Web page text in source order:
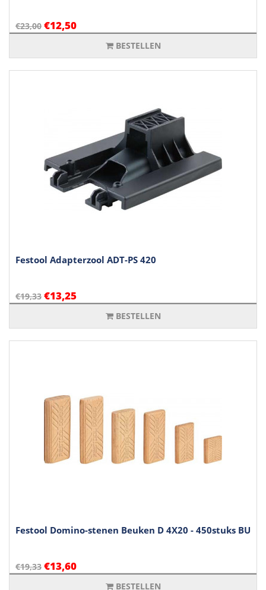
€23,00 €12,50
BESTELLEN
Festool Adapterzool ADT-PS 420
€19,33 €13,25
BESTELLEN
Festool Domino-stenen Beuken D 4X20 - 450stuks BU
€19,33 €13,60
BESTELLEN